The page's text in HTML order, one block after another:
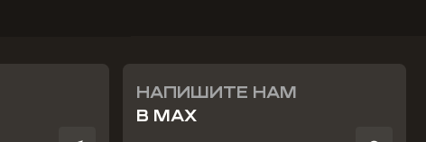
НАПИШИТЕ НАМ
В MAX